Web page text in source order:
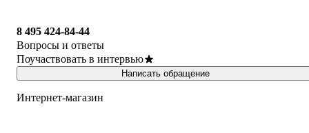
8 495 424-84-44
Вопросы и ответы
Поучаствовать в интервью
Написать обращение
Интернет-магазин